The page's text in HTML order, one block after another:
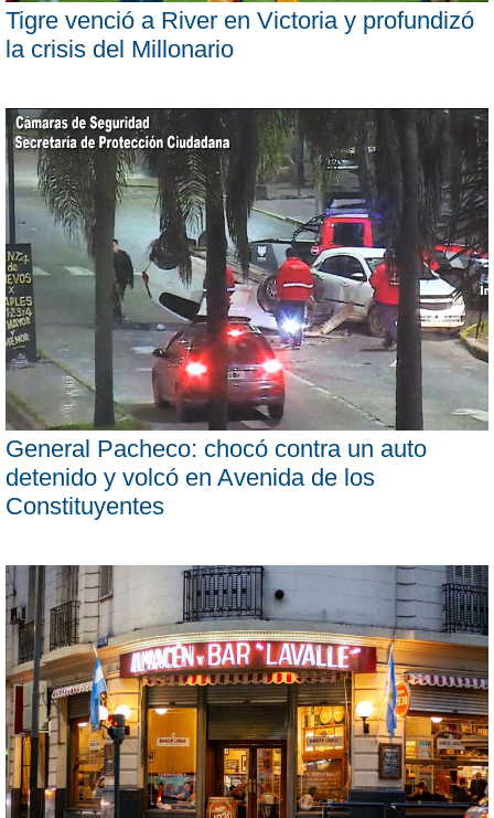
Tigre venció a River en Victoria y profundizó
la crisis del Millonario
General Pacheco: chocó contra un auto
detenido y volcó en Avenida de los
Constituyentes